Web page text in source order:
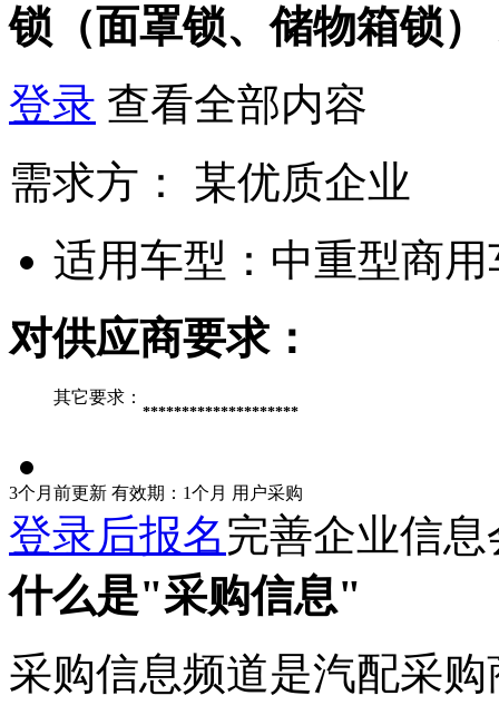
锁（面罩锁、储物箱锁）
登录 查看全部内容
需求方：
某优质企业
适用车型： 中重型商
对供应商要求：
其它要求：
********************
3个月前更新 有效期：1个月 用户采购
登录后报名完善企业信
什么是"采购信息"
采购信息频道是汽配采